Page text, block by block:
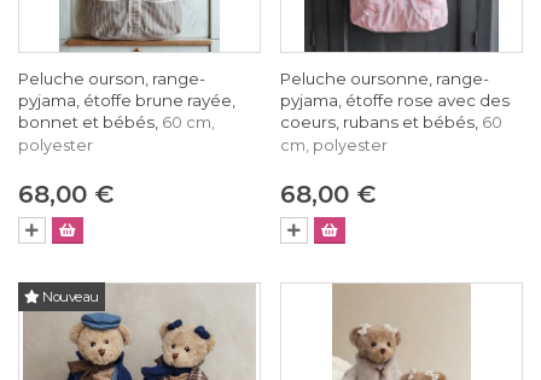
Peluche ourson, range-
pyjama, étoffe brune rayée,
bonnet et bébés, 60 cm,
polyester
68,00 €
Peluche oursonne, range-
pyjama, étoffe rose avec des
coeurs, rubans et bébés, 60
cm, polyester
68,00 €
Nouveau